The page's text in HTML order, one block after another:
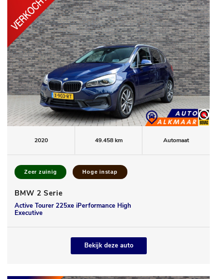
2020 49.458 km Automaat
Zeer zuinig Hoge instap
BMW 2 Serie
Active Tourer 225xe iPerformance High
Executive
Bekijk deze auto